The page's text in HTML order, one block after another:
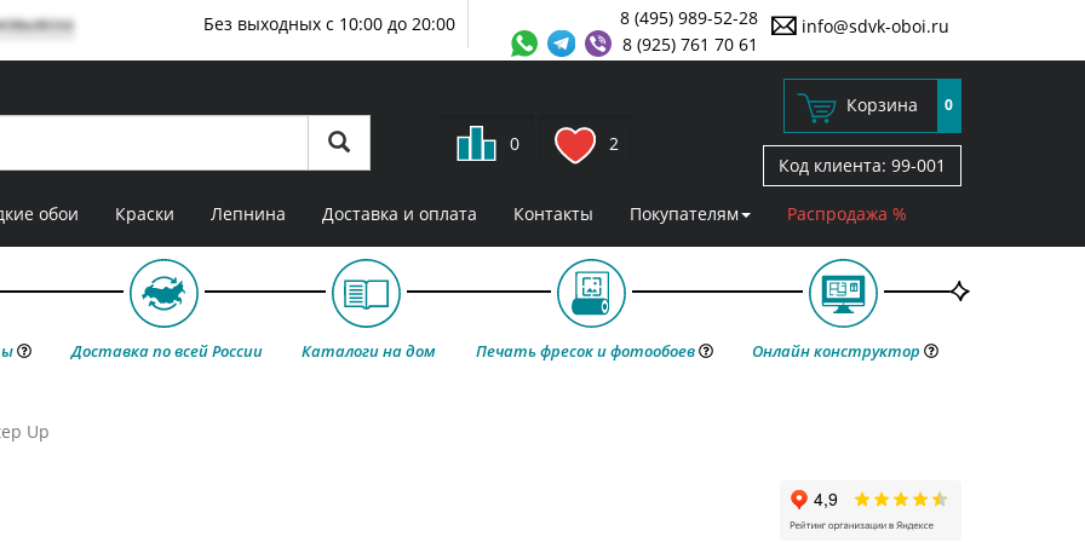
info@sdvk-oboi.ru
8 (495) 989-52-28
8 (925) 761 70 61
Без выходных с 10:00 до 20:00
0 2
Корзина 0
Код клиента: 99-001
обои Краски Лепнина Доставка и оплата Контакты Покупателям Распродажа %
Доставка по всей России Каталоги на дом Печать фресок и фотообоев Онлайн конструктор
Up